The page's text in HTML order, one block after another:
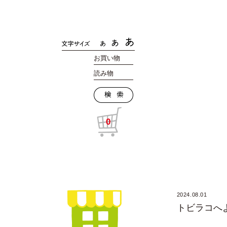
お買い物
読み物
0
2024.08.01
トビラコへ